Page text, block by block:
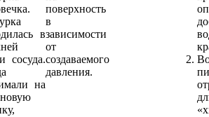
в
сосуда.
на
поверхность
в
зависимости
от
создаваемого
давления.